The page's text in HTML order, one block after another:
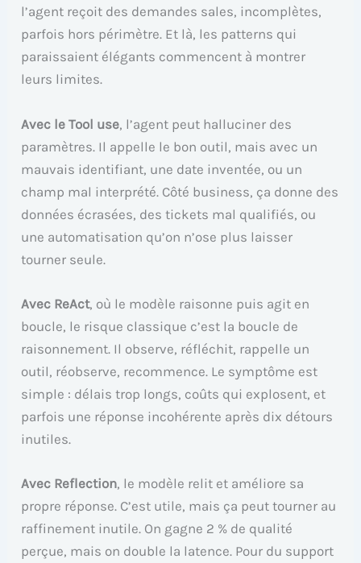
l’agent reçoit des demandes sales, incomplètes,
parfois hors périmètre. Et là, les patterns qui
paraissaient élégants commencent à montrer
leurs limites.
Avec le Tool use, l’agent peut halluciner des
paramètres. Il appelle le bon outil, mais avec un
mauvais identifiant, une date inventée, ou un
champ mal interprété. Côté business, ça donne des
données écrasées, des tickets mal qualifiés, ou
une automatisation qu’on n’ose plus laisser
tourner seule.
Avec ReAct, où le modèle raisonne puis agit en
boucle, le risque classique c’est la boucle de
raisonnement. Il observe, réfléchit, rappelle un
outil, réobserve, recommence. Le symptôme est
simple : délais trop longs, coûts qui explosent, et
parfois une réponse incohérente après dix détours
inutiles.
Avec Reflection, le modèle relit et améliore sa
propre réponse. C’est utile, mais ça peut tourner au
raffinement inutile. On gagne 2 % de qualité
perçue, mais on double la latence. Pour du support